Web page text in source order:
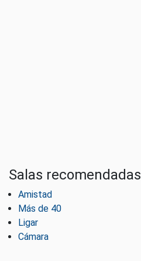
Salas recomendadas
Amistad
Más de 40
Ligar
Cámara